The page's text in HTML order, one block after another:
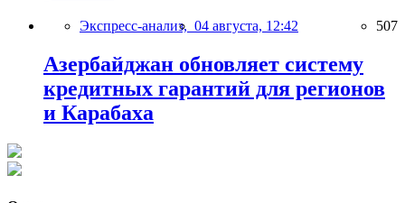
Экспресс-анализ, 04 августа, 12:42 507
Азербайджан обновляет систему
кредитных гарантий для регионов
и Карабаха